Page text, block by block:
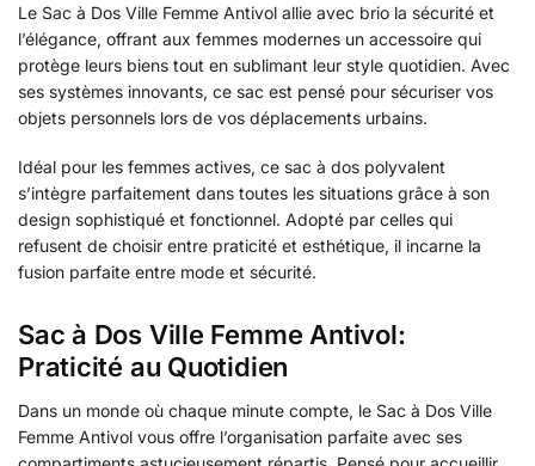
Le Sac à Dos Ville Femme Antivol allie avec brio la sécurité et
l’élégance, offrant aux femmes modernes un accessoire qui
protège leurs biens tout en sublimant leur style quotidien. Avec
ses systèmes innovants, ce sac est pensé pour sécuriser vos
objets personnels lors de vos déplacements urbains.
Idéal pour les femmes actives, ce sac à dos polyvalent
s’intègre parfaitement dans toutes les situations grâce à son
design sophistiqué et fonctionnel. Adopté par celles qui
refusent de choisir entre praticité et esthétique, il incarne la
fusion parfaite entre mode et sécurité.
Sac à Dos Ville Femme Antivol:
Praticité au Quotidien
Dans un monde où chaque minute compte, le Sac à Dos Ville
Femme Antivol vous offre l’organisation parfaite avec ses